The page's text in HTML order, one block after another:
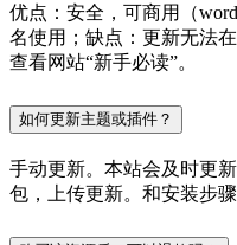
优点：安全，可商用（
名使用；缺点：更新无法
查看网站“新手必读”。
如何更新主题或插件？
手动更新。本站会及时更
包，上传更新。和安装步